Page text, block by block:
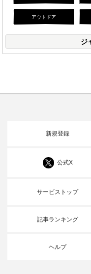
アウトドア
ジ
新規登録
公式X
サービストップ
記事ランキング
ヘルプ